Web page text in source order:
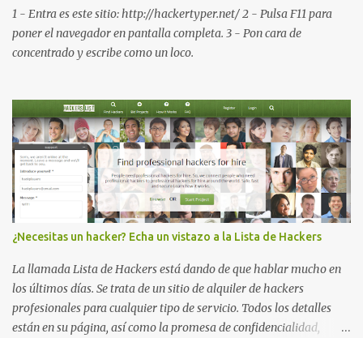
disponible en el smartphone o la tablet *#*#34971539#*#* :
Visualiza la información detallada d...
1 - Entra es este sitio: http://hackertyper.net/ 2 - Pulsa F11 para
poner el navegador en pantalla completa. 3 - Pon cara de
concentrado y escribe como un loco.
¿Necesitas un hacker? Echa un vistazo a la Lista de Hackers
La llamada Lista de Hackers está dando de que hablar mucho en
los últimos días. Se trata de un sitio de alquiler de hackers
profesionales para cualquier tipo de servicio. Todos los detalles
están en su página, así como la promesa de confidencialidad,